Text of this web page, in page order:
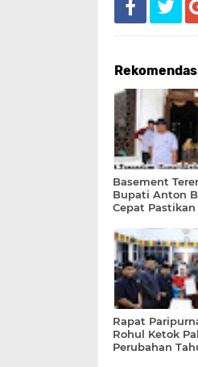
Basement
Bupati Anton
Cepat Pastikan
Aman
Rapat
Rohul Ketok
Perubahan